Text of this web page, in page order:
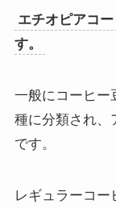
エチオピアコ
す。
一般にコーヒー
種に分類され、
です。
レギュラーコー